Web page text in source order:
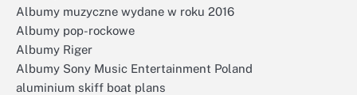
Albumy muzyczne wydane w roku 2016
Albumy pop-rockowe
Albumy Riger
Albumy Sony Music Entertainment Poland
aluminium skiff boat plans